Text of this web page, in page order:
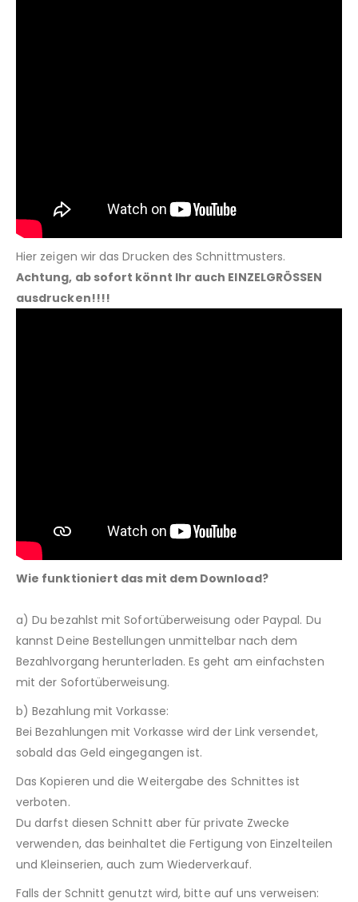
Hier zeigen wir das Drucken des Schnittmusters.
Achtung, ab sofort könnt Ihr auch EINZELGRÖSSEN
ausdrucken!!!!
Wie funktioniert das mit dem Download?
a) Du bezahlst mit Sofortüberweisung oder Paypal. Du
kannst Deine Bestellungen unmittelbar nach dem
Bezahlvorgang herunterladen. Es geht am einfachsten
mit der Sofortüberweisung.
b) Bezahlung mit Vorkasse:
Bei Bezahlungen mit Vorkasse wird der Link versendet,
sobald das Geld eingegangen ist.
Das Kopieren und die Weitergabe des Schnittes ist
verboten.
Du darfst diesen Schnitt aber für private Zwecke
verwenden, das beinhaltet die Fertigung von Einzelteilen
und Kleinserien, auch zum Wiederverkauf.
Falls der Schnitt genutzt wird, bitte auf uns verweisen: